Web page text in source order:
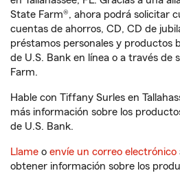
State Farm®, ahora podrá solicitar
cuentas de ahorros, CD, CD de
préstamos personales y productos
de U.S. Bank en línea o a través de
Farm.
Hable con Tiffany Surles en
más información sobre los
de U.S. Bank.
Llame o envíe un correo electrónico
obtener información sobre los